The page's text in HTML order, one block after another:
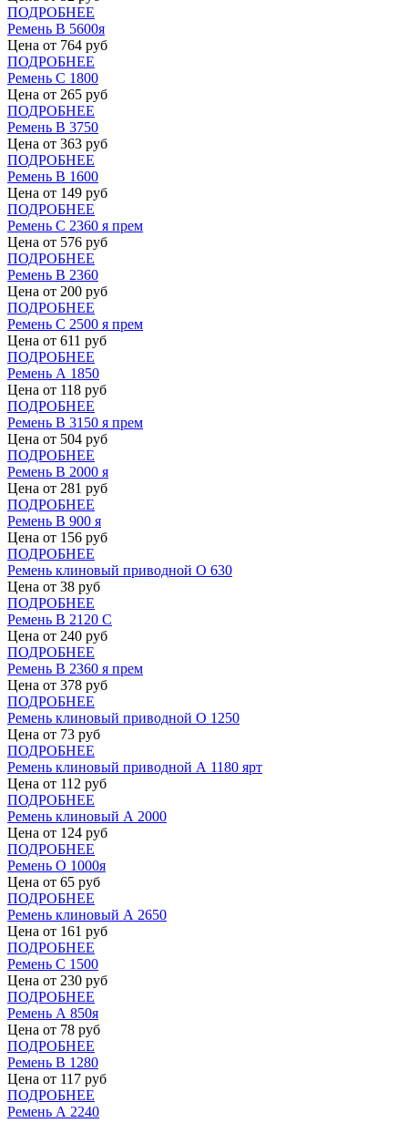
ПОДРОБНЕЕ
Ремень В 5600я
Цена от 764 руб
ПОДРОБНЕЕ
Ремень С 1800
Цена от 265 руб
ПОДРОБНЕЕ
Ремень В 3750
Цена от 363 руб
ПОДРОБНЕЕ
Ремень В 1600
Цена от 149 руб
ПОДРОБНЕЕ
Ремень С 2360 я прем
Цена от 576 руб
ПОДРОБНЕЕ
Ремень В 2360
Цена от 200 руб
ПОДРОБНЕЕ
Ремень С 2500 я прем
Цена от 611 руб
ПОДРОБНЕЕ
Ремень А 1850
Цена от 118 руб
ПОДРОБНЕЕ
Ремень В 3150 я прем
Цена от 504 руб
ПОДРОБНЕЕ
Ремень В 2000 я
Цена от 281 руб
ПОДРОБНЕЕ
Ремень В 900 я
Цена от 156 руб
ПОДРОБНЕЕ
Ремень клиновый приводной О 630
Цена от 38 руб
ПОДРОБНЕЕ
Ремень В 2120 С
Цена от 240 руб
ПОДРОБНЕЕ
Ремень В 2360 я прем
Цена от 378 руб
ПОДРОБНЕЕ
Ремень клиновый приводной О 1250
Цена от 73 руб
ПОДРОБНЕЕ
Ремень клиновый приводной А 1180 ярт
Цена от 112 руб
ПОДРОБНЕЕ
Ремень клиновый А 2000
Цена от 124 руб
ПОДРОБНЕЕ
Ремень О 1000я
Цена от 65 руб
ПОДРОБНЕЕ
Ремень клиновый А 2650
Цена от 161 руб
ПОДРОБНЕЕ
Ремень С 1500
Цена от 230 руб
ПОДРОБНЕЕ
Ремень А 850я
Цена от 78 руб
ПОДРОБНЕЕ
Ремень В 1280
Цена от 117 руб
ПОДРОБНЕЕ
Ремень А 2240